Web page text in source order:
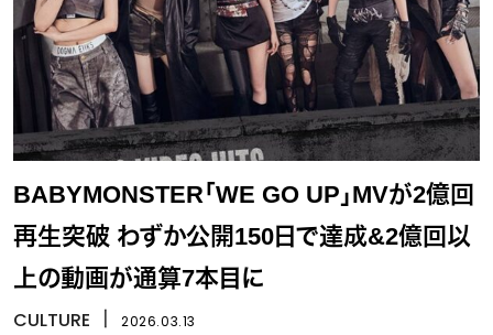
BABYMONSTER「WE GO UP」MVが2億回
再生突破 わずか公開150日で達成&2億回以
上の動画が通算7本目に
CULTURE 2026.03.13